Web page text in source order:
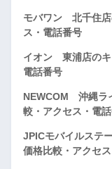
モバワン 北千住店
ス・電話番号
イオン 東浦店のキ
電話番号
NEWCOM 沖縄ラ
較・アクセス・電
JPICモバイルステ
価格比較・アクセ